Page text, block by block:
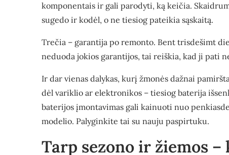
komponentais ir gali parodyti, ką keičia.
sugedo ir kodėl, o ne tiesiog pateikia sąskaitą.
Trečia – garantija po remonto. Bent trisdešimt
neduoda jokios garantijos, tai reiškia, kad ji pati
Ir dar vienas dalykas, kurį žmonės dažnai
dėl variklio ar elektronikos – tiesiog baterija
baterijos įmontavimas gali kainuoti nuo
modelio. Palyginkite tai su nauju paspirtuku.
Tarp sezono ir žiemos